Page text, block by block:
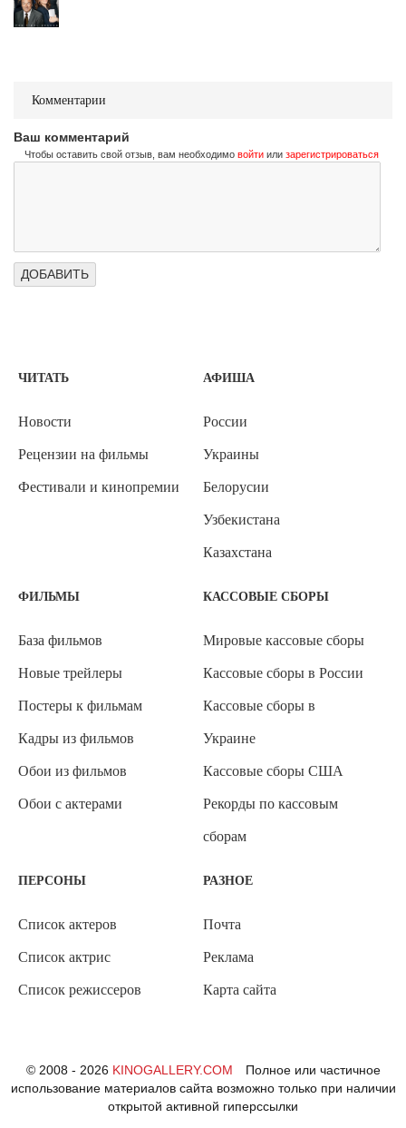
Комментарии
Ваш комментарий
Чтобы оставить свой отзыв, вам необходимо войти или зарегистрироваться
ЧИТАТЬ
Новости
Рецензии на фильмы
Фестивали и кинопремии
АФИША
России
Украины
Белорусии
Узбекистана
Казахстана
ФИЛЬМЫ
База фильмов
Новые трейлеры
Постеры к фильмам
Кадры из фильмов
Обои из фильмов
Обои с актерами
КАССОВЫЕ СБОРЫ
Мировые кассовые сборы
Кассовые сборы в России
Кассовые сборы в
Украине
Кассовые сборы США
Рекорды по кассовым
сборам
ПЕРСОНЫ
Список актеров
Список актрис
Список режиссеров
РАЗНОЕ
Почта
Реклама
Карта сайта
© 2008 - 2026 KINOGALLERY.COM
Полное или частичное
использование материалов сайта возможно только при наличии
открытой активной гиперссылки